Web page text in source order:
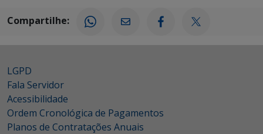
Compartilhe:
LGPD
Fala Servidor
Acessibilidade
Ordem Cronológica de Pagamentos
Planos de Contratações Anuais